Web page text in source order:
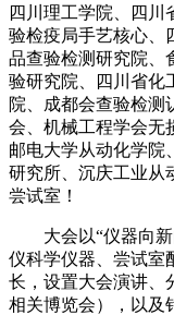
四川理工学院、四川
验检疫局手艺核心、
品查验检测研究院、
验研究院、四川省化
院、成都会查验检测
会、机械工程学会无
邮电大学从动化学院
研究所、沉庆工业从
尝试室！
大会以“仪器向新
仪科学仪器、尝试室
长，设置大会演讲、
相关博览会），以及